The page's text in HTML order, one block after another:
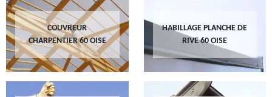
COUVREUR
CHARPENTIER 60 OISE
HABILLAGE PLANCHE DE
RIVE 60 OISE